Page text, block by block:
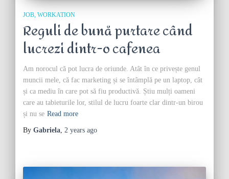
JOB WORKATION
Reguli de bună purtare când
lucrezi dintr-o cafenea
Am norocul că pot lucra de oriunde. Atât în ce privește genul
muncii mele, că fac marketing și se întâmplă pe un laptop, cât
și ca mediu în care pot să fiu productivă. Știu mulți oameni
care au tabieturile lor, stilul de lucru foarte clar dintr-un birou
și nu se Read more
By Gabriela, 2 years ago